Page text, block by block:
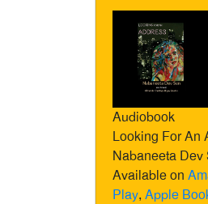
Audiobook
Looking For An
Nabaneeta Dev
Available on
Play, Apple